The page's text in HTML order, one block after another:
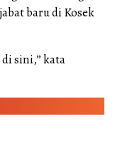
baru di Kosek
sini,” kata